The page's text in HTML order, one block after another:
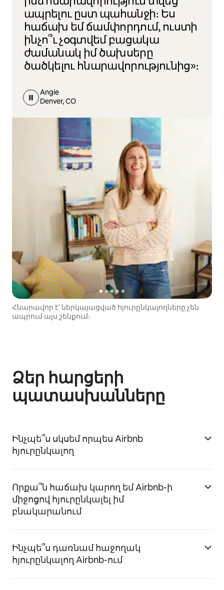
ապրելու ըստ պահանջի։ Ես
հաճախ եմ ճամփորդում, ուստի
ինչո՞ւ չօգտվեմ բացակա
ժամանակ իմ ծախսերը
ծածկելու հնարավորությունից»։
Angie
Denver, CO
Հնարավոր է՝ ներկայացված հյուրընկալողները չեն
ապրում այս շենքում։
Ձեր հարցերի
պատասխանները
Ինչպե՞ս սկսեմ որպես Airbnb
հյուրընկալող
Որքա՞ն հաճախ կարող եմ Airbnb-ի
միջոցով հյուրընկալել իմ
բնակարանում
Ինչպե՞ս դառնամ հաջողակ
հյուրընկալող Airbnb-ում